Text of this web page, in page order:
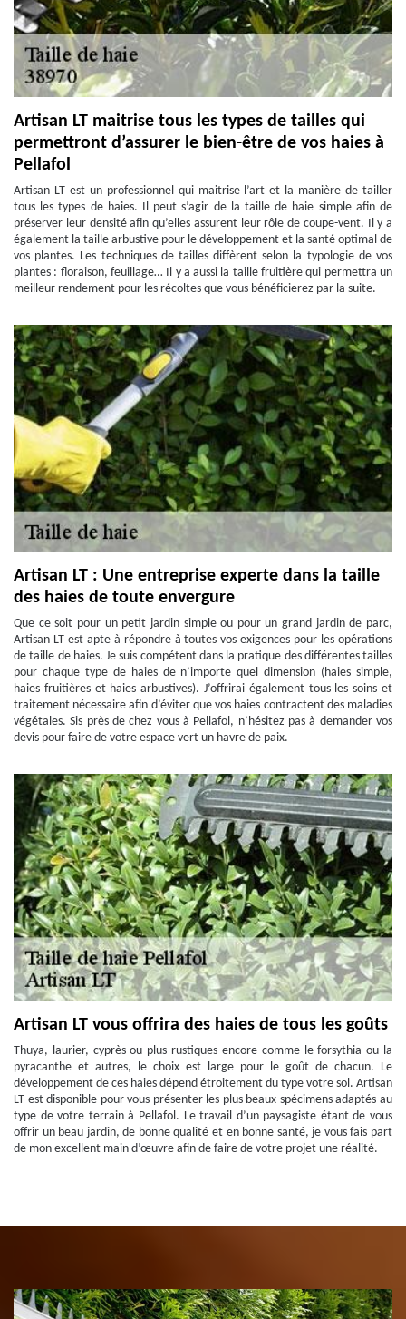
Artisan LT maitrise tous les types de tailles qui
permettront d’assurer le bien-être de vos haies à
Pellafol
Artisan LT est un professionnel qui maitrise l’art et la manière de tailler
tous les types de haies. Il peut s’agir de la taille de haie simple afin de
préserver leur densité afin qu’elles assurent leur rôle de coupe-vent. Il y a
également la taille arbustive pour le développement et la santé optimal de
vos plantes. Les techniques de tailles diffèrent selon la typologie de vos
plantes : floraison, feuillage… Il y a aussi la taille fruitière qui permettra un
meilleur rendement pour les récoltes que vous bénéficierez par la suite.
Artisan LT : Une entreprise experte dans la taille
des haies de toute envergure
Que ce soit pour un petit jardin simple ou pour un grand jardin de parc,
Artisan LT est apte à répondre à toutes vos exigences pour les opérations
de taille de haies. Je suis compétent dans la pratique des différentes tailles
pour chaque type de haies de n’importe quel dimension (haies simple,
haies fruitières et haies arbustives). J’offrirai également tous les soins et
traitement nécessaire afin d’éviter que vos haies contractent des maladies
végétales. Sis près de chez vous à Pellafol, n’hésitez pas à demander vos
devis pour faire de votre espace vert un havre de paix.
Artisan LT vous offrira des haies de tous les goûts
Thuya, laurier, cyprès ou plus rustiques encore comme le forsythia ou la
pyracanthe et autres, le choix est large pour le goût de chacun. Le
développement de ces haies dépend étroitement du type votre sol. Artisan
LT est disponible pour vous présenter les plus beaux spécimens adaptés au
type de votre terrain à Pellafol. Le travail d’un paysagiste étant de vous
offrir un beau jardin, de bonne qualité et en bonne santé, je vous fais part
de mon excellent main d’œuvre afin de faire de votre projet une réalité.